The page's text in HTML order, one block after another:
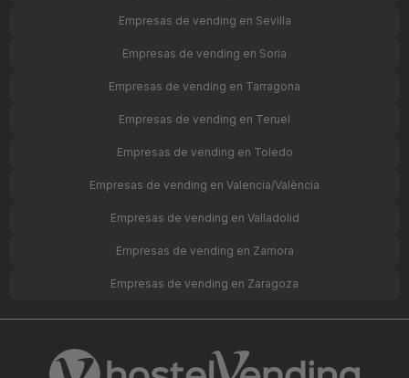
Empresas de vending en Sevilla
Empresas de vending en Soria
Empresas de vending en Tarragona
Empresas de vending en Teruel
Empresas de vending en Toledo
Empresas de vending en Valencia/València
Empresas de vending en Valladolid
Empresas de vending en Zamora
Empresas de vending en Zaragoza